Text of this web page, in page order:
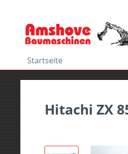
Startseite
Hitachi ZX